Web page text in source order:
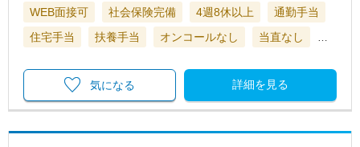
WEB面接可 社会保険完備 4週8休以上
通勤手当
住宅手当
扶養手当 オンコールなし 当直なし
詳細を見る
気になる